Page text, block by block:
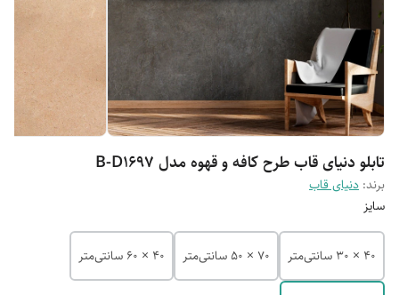
تابلو دنیای قاب طرح کافه و قهوه مدل B-D1697
برند: دنیای قاب
سایز
40 × 30 سانتی‌متر 70 × 50 سانتی‌متر 40 × 60 سانتی‌متر